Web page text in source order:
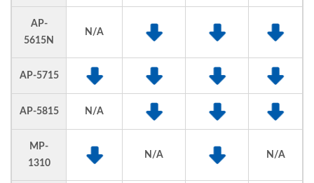
AP-
5615N
N/A
AP-5715
AP-5815 N/A
MP-
1310
N/A N/A